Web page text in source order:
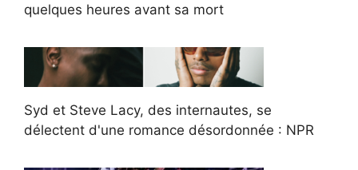
quelques heures avant sa mort
Syd et Steve Lacy, des internautes, se
délectent d'une romance désordonnée : NPR